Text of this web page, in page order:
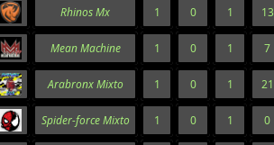
Rhinos Mx 1 0 1 13
Mean Machine 1 0 1 7
Arabronx Mixto 1 0 1 21
Spider-force Mixto 1 0 1 0